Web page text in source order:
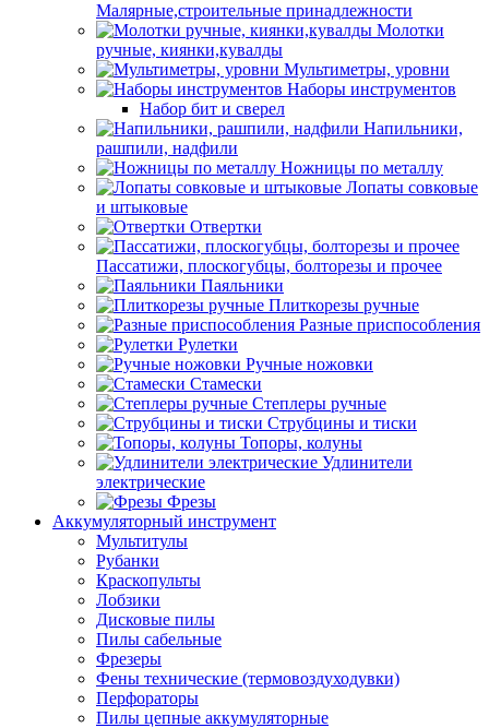
Малярные,строительные принадлежности
Молотки
ручные, киянки,кувалды
Мультиметры, уровни
Наборы инструментов
Набор бит и сверел
Напильники,
рашпили, надфили
Ножницы по металлу
Лопаты совковые
и штыковые
Отвертки
Пассатижи, плоскогубцы, болторезы и прочее
Паяльники
Плиткорезы ручные
Разные приспособления
Рулетки
Ручные ножовки
Стамески
Степлеры ручные
Струбцины и тиски
Топоры, колуны
Удлинители
электрические
Фрезы
Аккумуляторный инструмент
Мультитулы
Рубанки
Краскопульты
Лобзики
Дисковые пилы
Пилы сабельные
Фрезеры
Фены технические (термовоздуходувки)
Перфораторы
Пилы цепные аккумуляторные